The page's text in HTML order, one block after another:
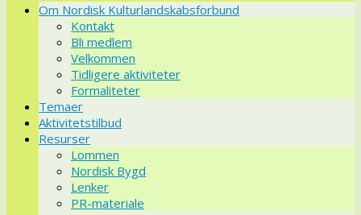
VidereOm Nordisk Kulturlandskabsforbund
Kontakt
Bli medlem
Velkommen
Tidligere aktiviteter
Formaliteter
Temaer
Aktivitetstilbud
Resurser
Lommen
Nordisk Bygd
Lenker
PR-materiale